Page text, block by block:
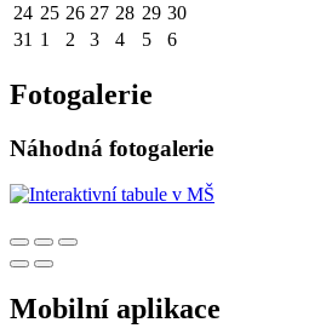
24 25 26 27 28 29 30
31 1 2 3 4 5 6
Fotogalerie
Náhodná fotogalerie
Mobilní aplikace